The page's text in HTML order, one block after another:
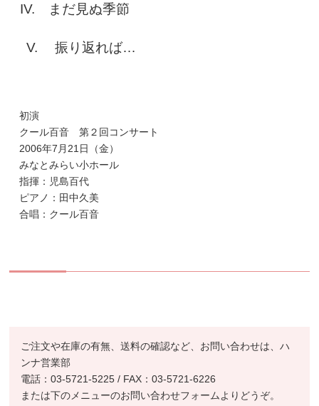
IV. まだ見ぬ季節
V. 振り返れば…
初演
クール百音 第２回コンサート
2006年7月21日（金）
みなとみらい小ホール
指揮：児島百代
ピアノ：田中久美
合唱：クール百音
ご注文や在庫の有無、送料の確認など、お問い合わせは、ハ
ンナ営業部
電話：03-5721-5225 / FAX：03-5721-6226
または下のメニューのお問い合わせフォームよりどうぞ。